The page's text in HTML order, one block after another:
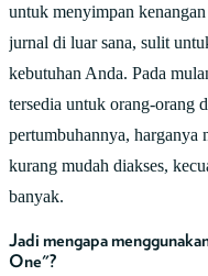
untuk menyimpan
jurnal di luar sana, sulit
kebutuhan Anda. Pada
tersedia untuk orang-orang
pertumbuhannya,
kurang mudah diakses,
banyak.
Jadi mengapa
One"?